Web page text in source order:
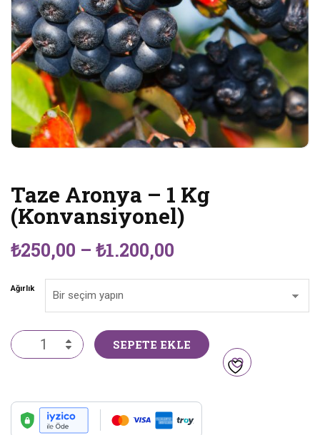
Taze Aronya – 1 Kg
(Konvansiyonel)
₺250,00 – ₺1.200,00
₺250,00
₺1.200,00
Ağırlık
Taze
Aronya
(Konvansiyonel)
SEPETE EKLE